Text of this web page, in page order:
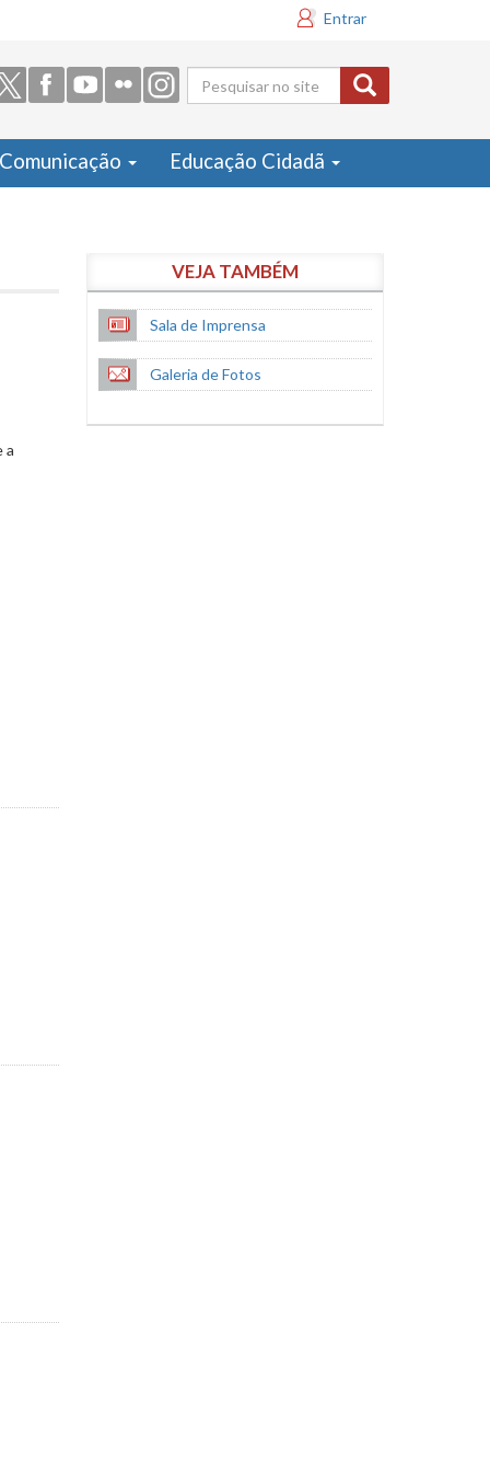
Entrar
Formulário
de busca
Comunicação Educação Cidadã
a
VEJA TAMBÉM
Sala de Imprensa
Galeria de Fotos